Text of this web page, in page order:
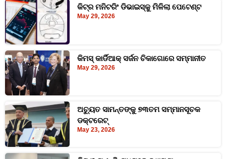
କିଟ୍‍ର ମନିଟରିଂ ଡିଭାଇସ୍‍କୁ ମିଳିଲା ପେଟେଣ୍ଟ
May 29, 2026
କିମସ୍ କାର୍ଡିଆକ୍ ସର୍ଜନ ଚିକାଗୋରେ ସମ୍ମାନୀତ
May 29, 2026
ଅଚ୍ୟୁତ ସାମନ୍ତଙ୍କୁ ୭୩ତମ ସମ୍ମାନସୂଚକ
ଡକ୍ଟରେଟ୍
May 23, 2026